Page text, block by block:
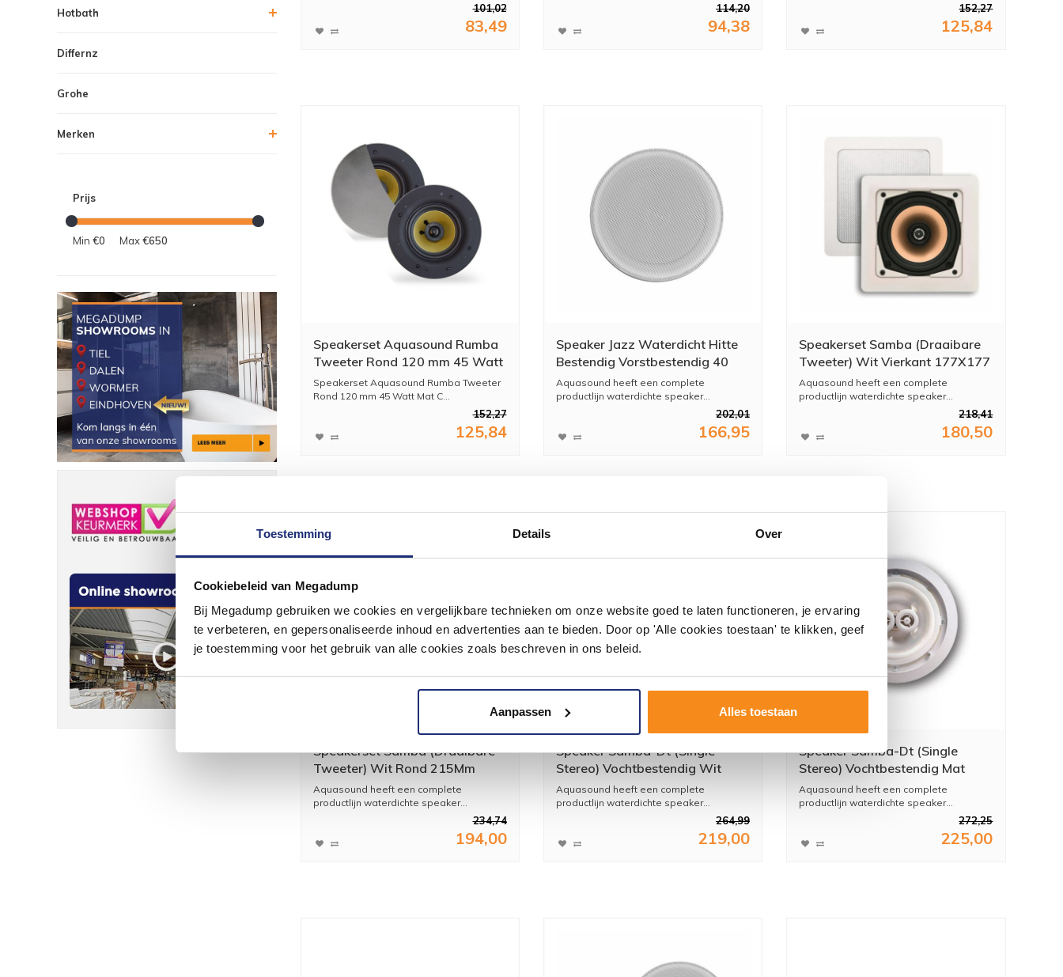
Toestemming Details Over
Cookiebeleid van Megadump
Bij Megadump gebruiken we cookies en vergelijkbare technieken om onze website goed te laten functioneren, je ervaring
te verbeteren, en gepersonaliseerde inhoud en advertenties aan te bieden. Door op 'Alle cookies toestaan' te klikken, geef
je toestemming voor het gebruik van alle cookies zoals beschreven in ons beleid.
Aanpassen Alles toestaan
Hotbath
Differnz
Grohe
Merken
Prijs
Min €0 Max€650
101,02
83,49
114,20
94,38
152,27
125,84
Speakerset Aquasound Rumba
Tweeter Rond 120 mm 45 Watt
Mat Chroom
Speakerset Aquasound Rumba Tweeter
Rond 120 mm 45 Watt Mat C...
152,27
125,84
Speaker Jazz Waterdicht Hitte
Bestendig Vorstbestendig 40
Watt Wit Rond Ø 175 Mm
Aquasound heeft een complete
productlijn waterdichte speaker...
202,01
166,95
Speakerset Samba (Draaibare
Tweeter) Wit Vierkant 177X177
Mm
Aquasound heeft een complete
productlijn waterdichte speaker...
218,41
180,50
Speakerset Samba (Draaibare
Tweeter) Wit Rond 215Mm
Aquasound heeft een complete
productlijn waterdichte speaker...
234,74
194,00
Speaker Samba-Dt (Single
Stereo) Vochtbestendig Wit
Rond Ø 23 Cm
Aquasound heeft een complete
productlijn waterdichte speaker...
264,99
219,00
Speaker Samba-Dt (Single
Stereo) Vochtbestendig Mat
Chroom Rond Ø 23 Cm
Aquasound heeft een complete
productlijn waterdichte speaker...
272,25
225,00